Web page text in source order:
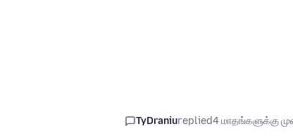
TyDraniureplied4 மாதங்களுக்கு